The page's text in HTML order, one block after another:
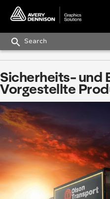
search
Sicherheits- und
Vorgestellte